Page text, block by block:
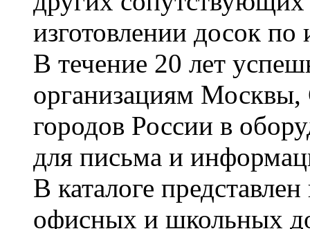
изготовлении досок по
В течение 20 лет
организациям Москвы,
городов России в
для письма и
В каталоге
офисных и школьных